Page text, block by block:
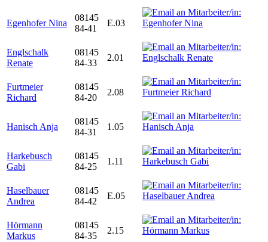
Egenhofer Nina
08145
84-41
E.03
Englschalk
Renate
08145
84-33
2.01
Furtmeier
Richard
08145
84-20
2.08
Hanisch Anja
08145
84-31
1.05
Harkebusch
Gabi
08145
84-25
1.11
Haselbauer
Andrea
08145
84-42
E.05
Hörmann
Markus
08145
84-35
2.15